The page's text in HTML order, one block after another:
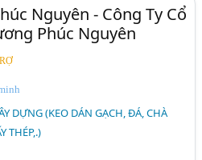
Nguyên - Công Ty Cổ
Phúc Nguyên
DỰNG (KEO DÁN GẠCH, ĐÁ, CHÀ
THÉP,.)